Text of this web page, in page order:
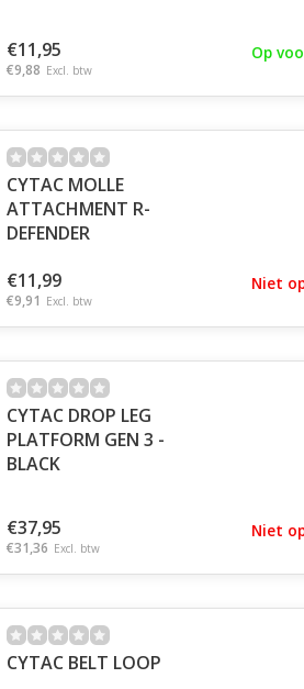
€11,95
€9,88 Excl. btw
Op
CYTAC MOLLE
ATTACHMENT R-
DEFENDER
€11,99
€9,91 Excl. btw
Niet
CYTAC DROP LEG
PLATFORM GEN 3 -
BLACK
€37,95
€31,36 Excl. btw
Niet
CYTAC BELT LOOP